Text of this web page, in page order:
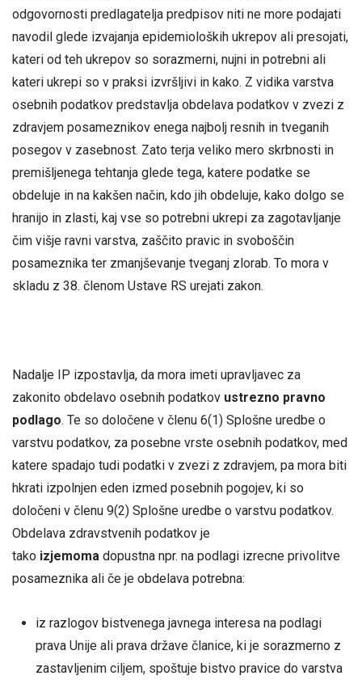
odgovornosti predlagatelja predpisov niti ne more podajati
navodil glede izvajanja epidemioloških ukrepov ali presojati,
kateri od teh ukrepov so sorazmerni, nujni in potrebni ali
kateri ukrepi so v praksi izvršljivi in kako. Z vidika varstva
osebnih podatkov predstavlja obdelava podatkov v zvezi z
zdravjem posameznikov enega najbolj resnih in tveganih
posegov v zasebnost. Zato terja veliko mero skrbnosti in
premišljenega tehtanja glede tega, katere podatke se
obdeluje in na kakšen način, kdo jih obdeluje, kako dolgo se
hranijo in zlasti, kaj vse so potrebni ukrepi za zagotavljanje
čim višje ravni varstva, zaščito pravic in svoboščin
posameznika ter zmanjševanje tveganj zlorab. To mora v
skladu z 38. členom Ustave RS urejati zakon.
Nadalje IP izpostavlja, da mora imeti upravljavec za
zakonito obdelavo osebnih podatkov ustrezno pravno
podlago. Te so določene v členu 6(1) Splošne uredbe o
varstvu podatkov, za posebne vrste osebnih podatkov, med
katere spadajo tudi podatki v zvezi z zdravjem, pa mora biti
hkrati izpolnjen eden izmed posebnih pogojev, ki so
določeni v členu 9(2) Splošne uredbe o varstvu podatkov.
Obdelava zdravstvenih podatkov je
tako izjemoma dopustna npr. na podlagi izrecne privolitve
posameznika ali če je obdelava potrebna:
iz razlogov bistvenega javnega interesa na podlagi
prava Unije ali prava države članice, ki je sorazmerno z
zastavljenim ciljem, spoštuje bistvo pravice do varstva